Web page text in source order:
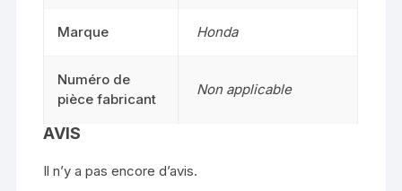
Marque Honda
Numéro de
pièce fabricant
Non applicable
AVIS
Il n’y a pas encore d’avis.